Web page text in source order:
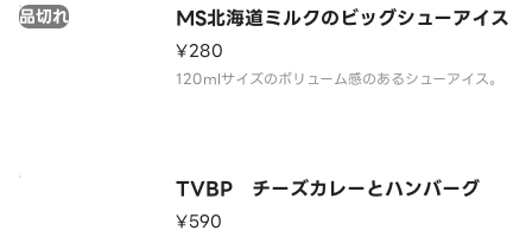
MS北海道ミルクのビッグシューアイス
品切れ
¥280
120mlサイズのボリューム感のあるシューアイス。
TVBP チーズカレーとハンバーグ
¥590